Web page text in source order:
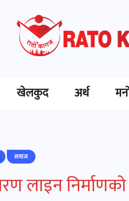
खेलकुद अर्थ
समाज
लाइन निर्माणको